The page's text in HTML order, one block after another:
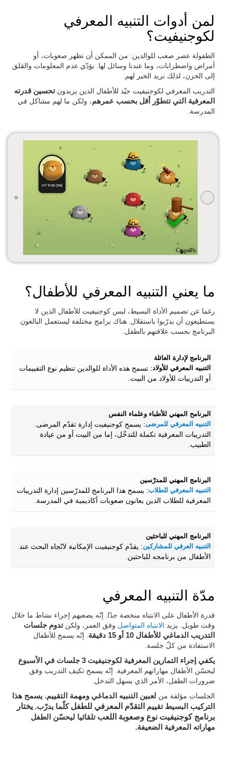
لمن أدوات التنبيه المعرفي
لكوجنيفيت؟
الطفولة عصر صعب للوالدين: من الممكن أن تظهر صعوبات، أو
أمراض واضطرابات، وما عندنا وسائل لها. يؤدّي عدم المعلومات والقلق
إلى الحزن، لذلك نريد الخير لهم.
التدريب المعرفي لكوجنيفيت جيّد للأطفال الذين يريدونتحسين قدرته
المعرفية التي تتطوّر أقل بحسب عمرهم، ولكن ما لهم مشاكل في
المدرسة.
ما يعني التنبيه المعرفي للأطفال؟
رغما عن تصميم الأداة البسيط، ليس كوجنيفيت للأطفال الذين لا
يستطيعون أن يدرّبوا باستقلال. هناك برامج مختلفة ليستعمل البالغون
البرنامج بحسب علاقتهم بالطفل.
البرنامج لإدارة العائلة
التنبيه المعرفي للأولاد: تسمح هذه الأداة للوالدين تنظيم نوع التقييمات
أو التدريبات للأولاد من البيت.
البرنامح المهني للأطباء وعلماء النفس
التنبيه المعرفي للمرضى: يسمح كوجنيفيت إدارة تقدّم المرضى.
التدريبات المعرفية تكملة للتدخّل، إما من البيت أو من عيادة
الطبيب.
البرنامج المهني للمدرّسين
التنبيه المعرفي للطلاب: يسمح هذا البرنامج للمدرّسين إدارة التدريبات
المعرفية للطلاب الذين يعانون صعوبات أكاديمية في المدرسة.
البرنامج المهني للباحثين
التنبيه العرفي للمشاركين: يقدّم كوجنيفيت الإمكانية لاتّجاه البحث عند
الأطفال من برنامجه للباحثين.
مدّة التنبيه المعرفي
قدرة الأطفال على الانتباه منخضة جدّا. إنّه يصعبهم إجراء نشاط ما خلال
وقت طويل. يزيد الانتباه المتواصل وفق العمر، ولكنتدوم جلسات
التدريب الدماغي للأطفال 10 أو 15 دقيقة
. إنّه يسمح للأطفال
الاستفادة من كلّ جلسة.
يكفي إجراء التمارين المعرفية لكوجنيفيت 3 جلسات في الأسبوع
ليحسّن الأطفال مهاراتهم المعرفية. إنّه يسمح تكيف التدريب وفق
ضرورات الطفل، الأمر الذي يسهل التدخل.
الجلسات مؤلقة من لعبين التنبيه الدماغي ومهمة التقييم. يسمح هذا
التركيب البسيط تقييم التقدّم المعرفي للطفل كلّما يدرّب.يختار
برنامج كوجنيفيت نوع وصعوبة اللعب تلقائيا ليحسّن الطفل
مهاراته المعرفية الضعيفة.